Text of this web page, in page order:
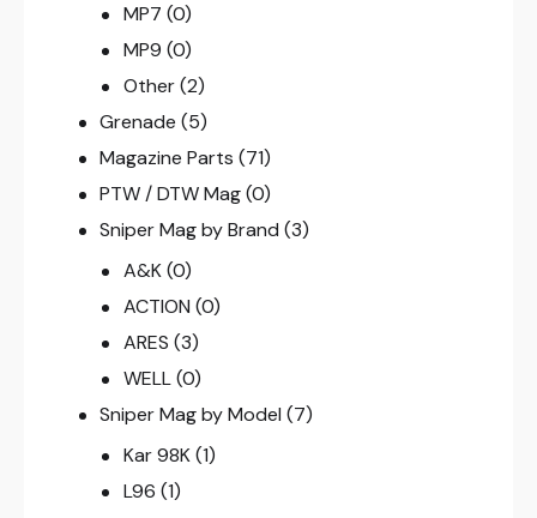
MP7 (0)
MP9 (0)
Other (2)
Grenade (5)
Magazine Parts (71)
PTW / DTW Mag (0)
Sniper Mag by Brand (3)
A&K (0)
ACTION (0)
ARES (3)
WELL (0)
Sniper Mag by Model (7)
Kar 98K (1)
L96 (1)